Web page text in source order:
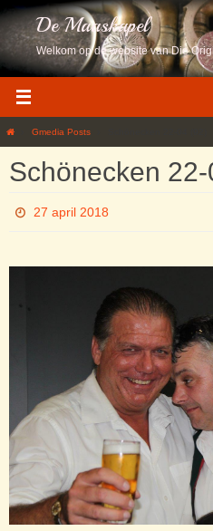
inhoud
De Maaskapel
Welkom op de website van Die
HomeGmedia Posts
Schönecken
27 april 2018